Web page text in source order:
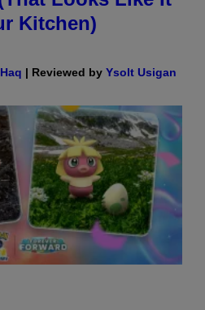
Kitchen)
| Reviewed by Ysolt Usigan